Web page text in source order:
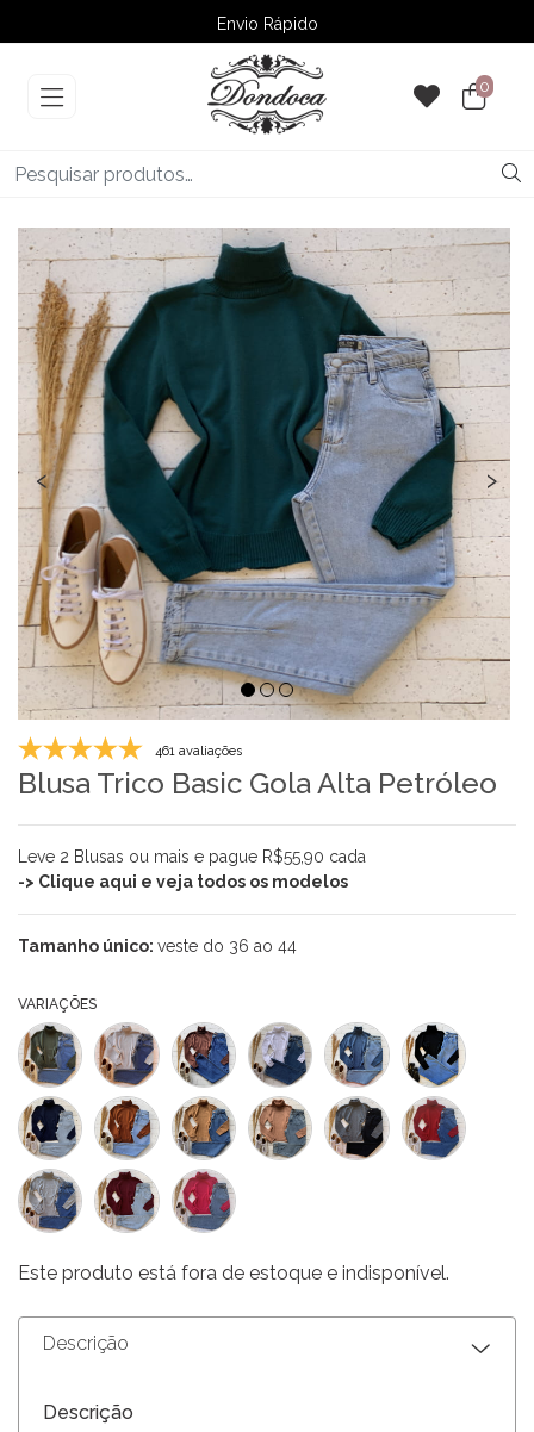
Envio Rápido
➚ Ofertas– Até 60% OFF
0
‹ ›
461 avaliações
Blusa Trico Basic Gola Alta Petróleo
Leve 2 Blusas ou mais e pague R$55,90 cada
-> Clique aqui e veja todos os modelos
Tamanho único: veste do 36 ao 44
VARIAÇÕES
Este produto está fora de estoque e indisponível.
Descrição
Descrição